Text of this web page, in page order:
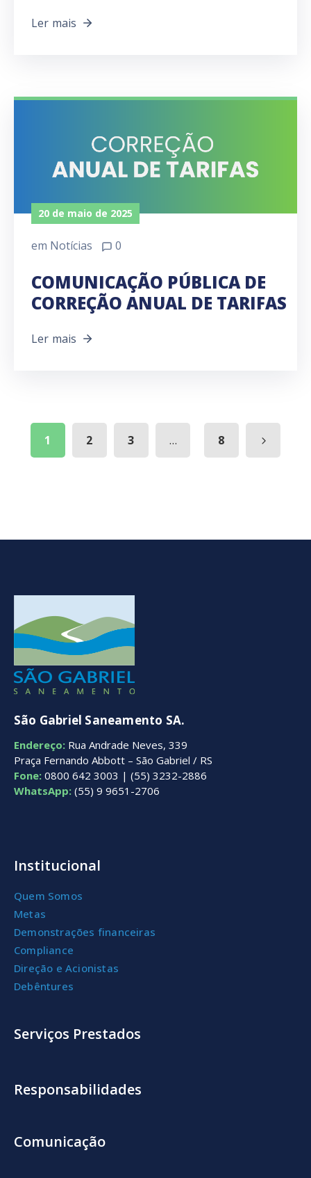
Que Municípios Vizinhos.
Ler mais
20 de maio de 2025
em Notícias 0
COMUNICAÇÃO PÚBLICA DE
CORREÇÃO ANUAL DE TARIFAS
Ler mais
1 2 3 ... 8
São Gabriel Saneamento SA.
Endereço: Rua Andrade Neves, 339
Praça Fernando Abbott – São Gabriel / RS
Fone: 0800 642 3003 | (55) 3232-2886
WhatsApp: (55) 9 9651-2706
Institucional
Quem Somos
Metas
Demonstrações financeiras
Compliance
Direção e Acionistas
Debêntures
Serviços Prestados
Responsabilidades
Comunicação